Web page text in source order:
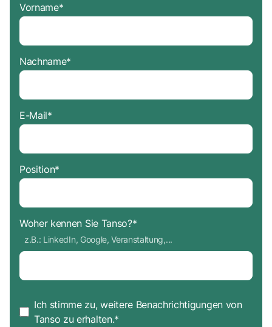
Vorname*
Nachname*
E-Mail*
Position*
Woher kennen Sie Tanso?*
z.B.: LinkedIn, Google, Veranstaltung,...
Ich stimme zu, weitere Benachrichtigungen von
Tanso zu erhalten.*